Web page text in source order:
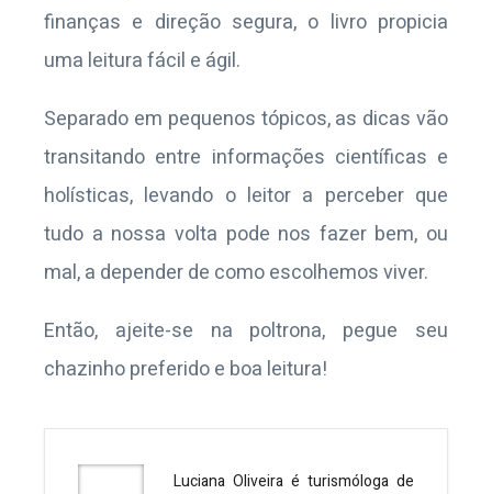
finanças e direção segura, o livro propicia
uma leitura fácil e ágil.
Separado em pequenos tópicos, as dicas vão
transitando entre informações científicas e
holísticas, levando o leitor a perceber que
tudo a nossa volta pode nos fazer bem, ou
mal, a depender de como escolhemos viver.
Então, ajeite-se na poltrona, pegue seu
chazinho preferido e boa leitura!
Luciana Oliveira é turismóloga de